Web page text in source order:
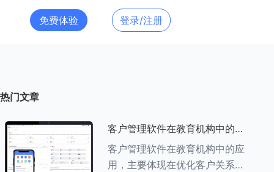
免费体验 登录/注册
热门文章
客户管理软件在教育机构中的应
用探索
客户管理软件在教育机构中的应
用，主要体现在优化客户关系管